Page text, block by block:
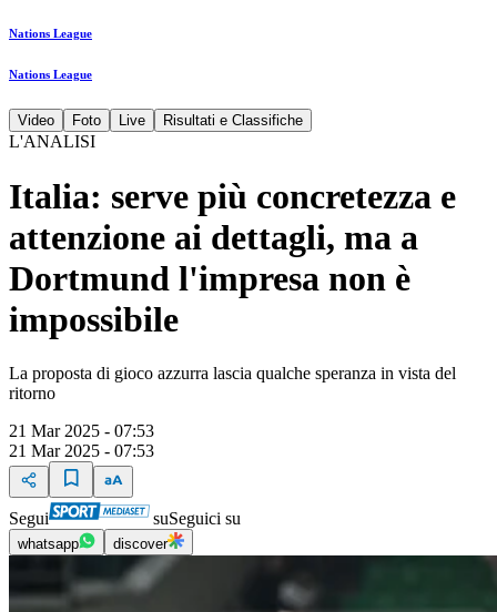
Nations League
Nations League
Video Foto Live Risultati e Classifiche
L'ANALISI
Italia: serve più concretezza e
attenzione ai dettagli, ma a
Dortmund l'impresa non è
impossibile
La proposta di gioco azzurra lascia qualche speranza in vista del
ritorno
21 Mar 2025 - 07:53
21 Mar 2025 - 07:53
Segui suSeguici su
whatsapp discover